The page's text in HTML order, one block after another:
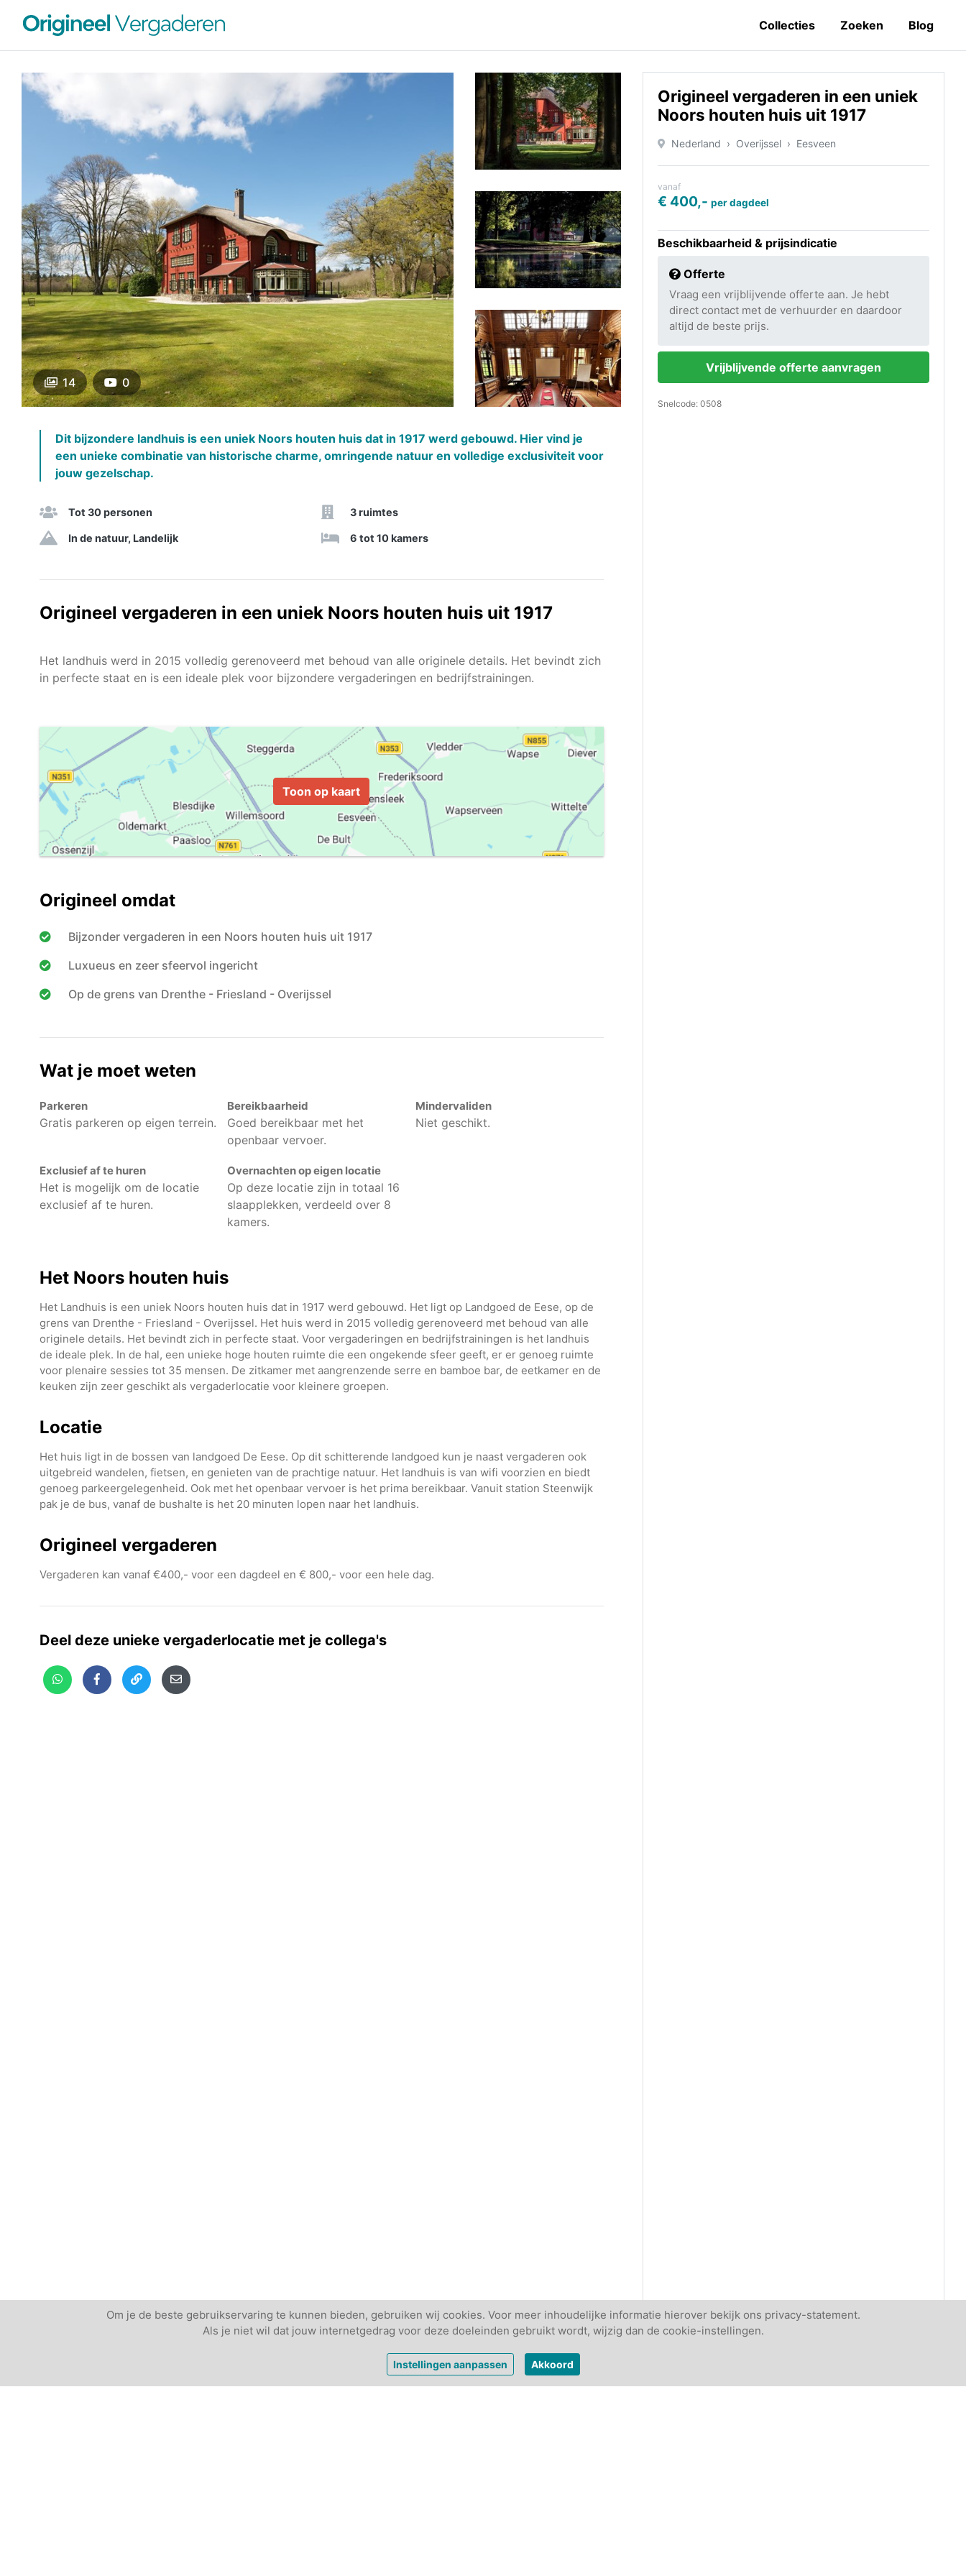
Collecties Zoeken Blog
14 0
Dit bijzondere landhuis is een uniek Noors houten huis dat in 1917 werd gebouwd. Hier vind je
een unieke combinatie van historische charme, omringende natuur en volledige exclusiviteit voor
jouw gezelschap.
Tot 30 personen 3 ruimtes
In de natuur, Landelijk 6 tot 10 kamers
Origineel vergaderen in een uniek Noors houten huis uit 1917
Het landhuis werd in 2015 volledig gerenoveerd met behoud van alle originele details. Het bevindt zich
in perfecte staat en is een ideale plek voor bijzondere vergaderingen en bedrijfstrainingen.
Toon op kaart
Origineel omdat
Bijzonder vergaderen in een Noors houten huis uit 1917
Luxueus en zeer sfeervol ingericht
Op de grens van Drenthe - Friesland - Overijssel
Wat je moet weten
Parkeren
Gratis parkeren op eigen terrein.
Bereikbaarheid
Goed bereikbaar met het
openbaar vervoer.
Mindervaliden
Niet geschikt.
Exclusief af te huren
Het is mogelijk om de locatie
exclusief af te huren.
Overnachten op eigen locatie
Op deze locatie zijn in totaal 16
slaapplekken, verdeeld over 8
kamers.
Het Noors houten huis
Het Landhuis is een uniek Noors houten huis dat in 1917 werd gebouwd. Het ligt op Landgoed de Eese, op de
grens van Drenthe - Friesland - Overijssel. Het huis werd in 2015 volledig gerenoveerd met behoud van alle
originele details. Het bevindt zich in perfecte staat. Voor vergaderingen en bedrijfstrainingen is het landhuis
de ideale plek. In de hal, een unieke hoge houten ruimte die een ongekende sfeer geeft, er er genoeg ruimte
voor plenaire sessies tot 35 mensen. De zitkamer met aangrenzende serre en bamboe bar, de eetkamer en de
keuken zijn zeer geschikt als vergaderlocatie voor kleinere groepen.
Locatie
Het huis ligt in de bossen van landgoed De Eese. Op dit schitterende landgoed kun je naast vergaderen ook
uitgebreid wandelen, fietsen, en genieten van de prachtige natuur. Het landhuis is van wifi voorzien en biedt
genoeg parkeergelegenheid. Ook met het openbaar vervoer is het prima bereikbaar. Vanuit station Steenwijk
pak je de bus, vanaf de bushalte is het 20 minuten lopen naar het landhuis.
Origineel vergaderen
Vergaderen kan vanaf €400,- voor een dagdeel en € 800,- voor een hele dag.
Deel deze unieke vergaderlocatie met je collega's
Origineel vergaderen in een uniek
Noors houten huis uit 1917
Nederland Overijssel Eesveen
vanaf
€ 400,- per dagdeel
Beschikbaarheid & prijsindicatie
Offerte
Vraag een vrijblijvende offerte aan. Je hebt
direct contact met de verhuurder en daardoor
altijd de beste prijs.
Vrijblijvende offerte aanvragen
Snelcode: 0508
Om je de beste gebruikservaring te kunnen bieden, gebruiken wij cookies. Voor meer inhoudelijke informatie hierover bekijk ons privacy-statement.
Als je niet wil dat jouw internetgedrag voor deze doeleinden gebruikt wordt, wijzig dan de cookie-instellingen.
Instellingen aanpassen Akkoord